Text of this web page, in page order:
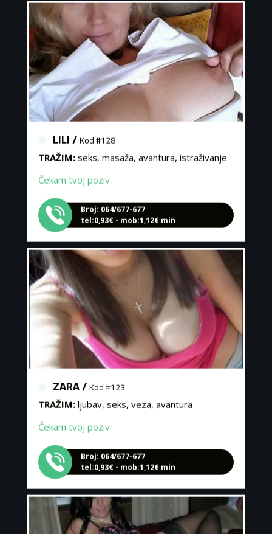
LILI /
TRAŽIM: seks, masaža, avantura, istraživanje
tel:0,93€ - mob:1,12€ min
ZARA /
TRAŽIM:ljubav, seks, veza, avantura
Čekam tvoj poziv
tel:0,93€ - mob:1,12€ min